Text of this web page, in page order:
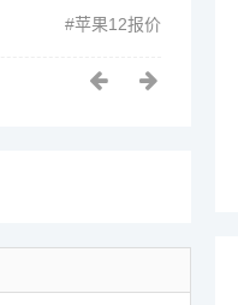
苹果12报价